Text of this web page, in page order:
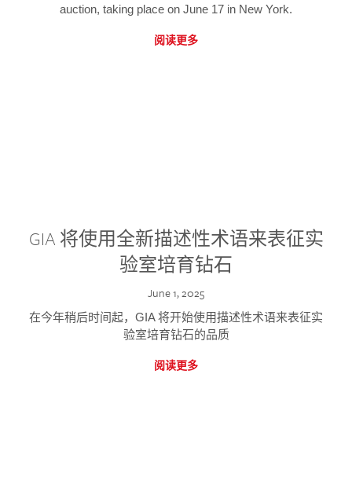
auction, taking place on June 17 in New York.
阅读更多
GIA 将使用全新描述性术语来表征实
验室培育钻石
June 1, 2025
在今年稍后时间起，GIA 将开始使用描述性术语来表征实
验室培育钻石的品质
阅读更多